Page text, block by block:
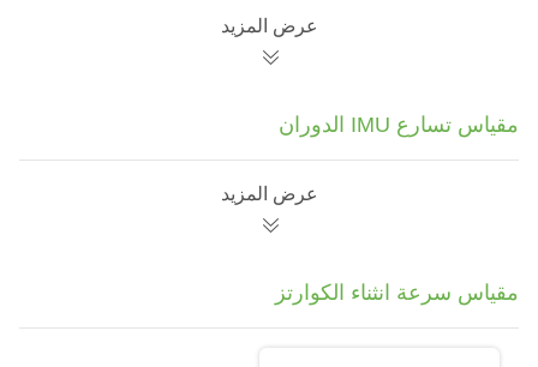
عرض المزيد
مقياس تسارع IMU الدوران
عرض المزيد
مقياس سرعة انثناء الكوارتز